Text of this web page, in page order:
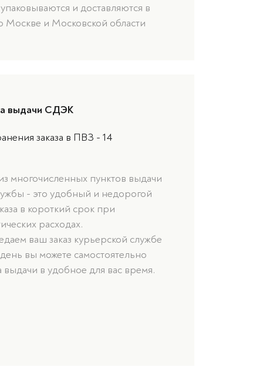
и доставляются в
Москве и Московской области
выдачи СДЭК
заказа в ПВЗ - 14
многочисленных пунктов выдачи
- это удобный и недорогой
в короткий срок при
расходах.
ваш заказ курьерской службе
вы можете самостоятельно
выдачи в удобное для вас время.